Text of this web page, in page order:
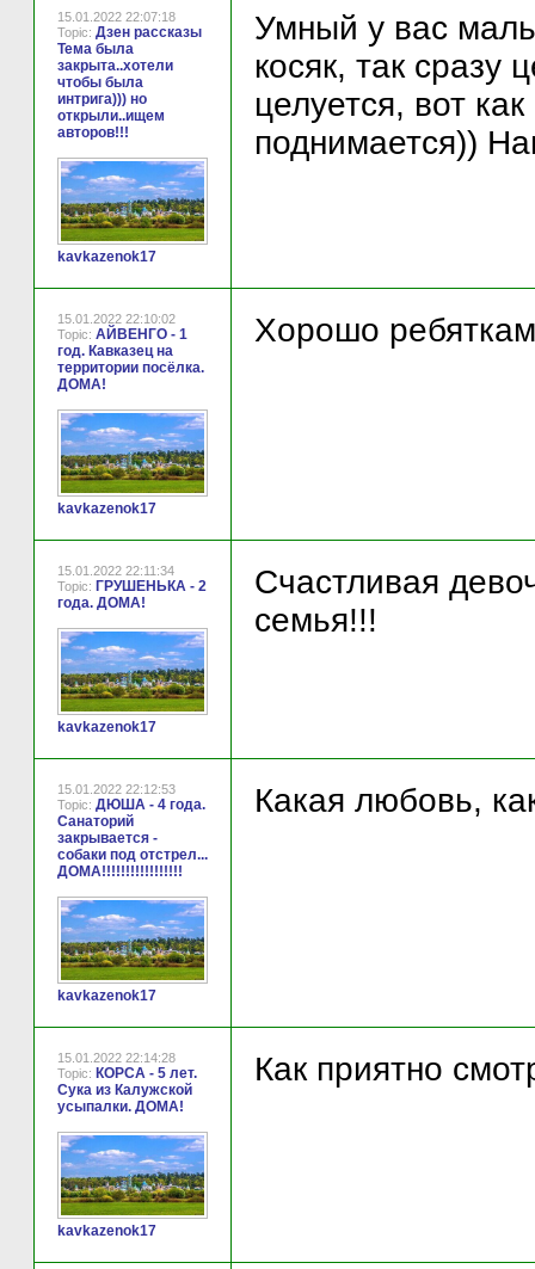
15.01.2022 22:07:18
Topic: Дзен рассказы
Тема была
закрыта..хотели
чтобы была
интрига))) но
открыли..ищем
авторов!!!
kavkazenok17
Умный у вас
косяк, так сразу
целуется, вот
поднимается))
15.01.2022 22:10:02
Topic: АЙВЕНГО - 1
год. Кавказец на
территории посёлка.
ДОМА!
kavkazenok17
Хорошо
15.01.2022 22:11:34
Topic: ГРУШЕНЬКА - 2
года. ДОМА!
kavkazenok17
Счастливая
семья!!!
15.01.2022 22:12:53
Topic: ДЮША - 4 года.
Санаторий
закрывается -
собаки под отстрел...
ДОМА!!!!!!!!!!!!!!!!!
kavkazenok17
Какая любовь,
15.01.2022 22:14:28
Topic: КОРСА - 5 лет.
Сука из Калужской
усыпалки. ДОМА!
kavkazenok17
Как приятно